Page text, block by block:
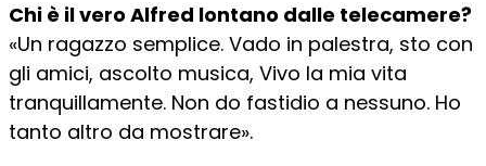
Chi è il vero Alfred lontano dalle telecamere?
«Un ragazzo semplice. Vado in palestra, sto con
gli amici, ascolto musica, Vivo la mia vita
tranquillamente. Non do fastidio a nessuno. Ho
tanto altro da mostrare».